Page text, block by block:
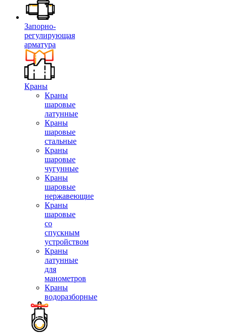
Запорно-
регулирующая
арматура
Краны
Краны
шаровые
латунные
Краны
шаровые
стальные
Краны
шаровые
чугунные
Краны
шаровые
нержавеющие
Краны
шаровые
со
спускным
устройством
Краны
латунные
для
манометров
Краны
водоразборные